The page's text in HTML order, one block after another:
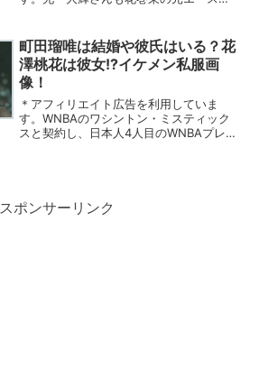
価を最新情報から解説します。
町田瑠唯は結婚や彼氏はいる？花
澤桃花は彼女!?イケメン私服画
像！
＊アフィリエイト広告を利用していま
す。WNBAのワシントン・ミスティック
スと契約し、日本人4人目のWNBAプレー
スポンサーリンク